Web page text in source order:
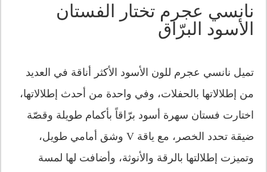
نانسي عجرم تختار الفستان
الأسود البرّاق
تميل نانسي عجرم للون الأسود الأكثر أناقة في العديد
من إطلالاتها بالحفلات، وفي واحدة من أحدث إطلالاتها،
اختارت فستان سهرة أسود برّاقاً بأكمام طويلة وقصّة
ضيقة تحدد الخصر، مع ياقة V وشق أمامي طويل،
وتميزت إطلالتها بالرقة والأنوثة، وأضافت لها لمسة